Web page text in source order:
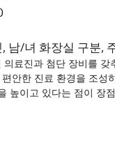
남/녀 화장실 구분,
료진과 첨단 장비를
안한 진료 환경을 조
높이고 있다는 점이 장